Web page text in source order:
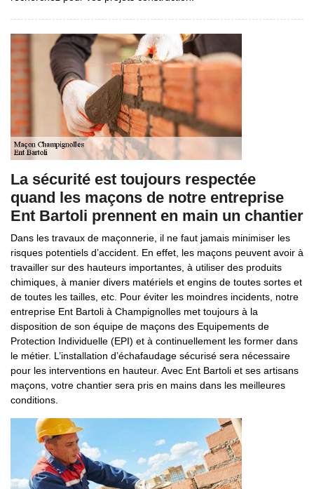
La sécurité est toujours respectée
quand les maçons de notre entreprise
Ent Bartoli prennent en main un chantier
Dans les travaux de maçonnerie, il ne faut jamais minimiser les
risques potentiels d’accident. En effet, les maçons peuvent avoir à
travailler sur des hauteurs importantes, à utiliser des produits
chimiques, à manier divers matériels et engins de toutes sortes et
de toutes les tailles, etc. Pour éviter les moindres incidents, notre
entreprise Ent Bartoli à Champignolles met toujours à la
disposition de son équipe de maçons des Equipements de
Protection Individuelle (EPI) et à continuellement les former dans
le métier. L’installation d’échafaudage sécurisé sera nécessaire
pour les interventions en hauteur. Avec Ent Bartoli et ses artisans
maçons, votre chantier sera pris en mains dans les meilleures
conditions.